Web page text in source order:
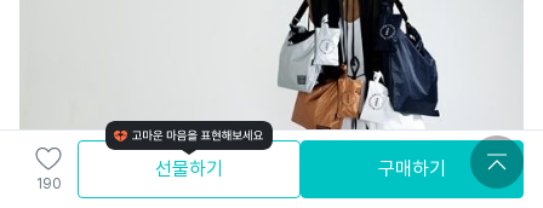
190
선물하기 구매하기